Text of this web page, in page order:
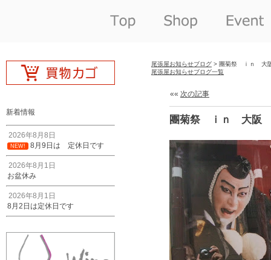
新着情報
2026年8月8日
NEW! 8月9日は 定休日です
2026年8月1日
お盆休み
2026年8月1日
8月2日は定休日です
尾張屋お知らせブログ > 團菊祭 ｉｎ 大
尾張屋お知らせブログ一覧
«« 次の記事
團菊祭 ｉｎ 大阪